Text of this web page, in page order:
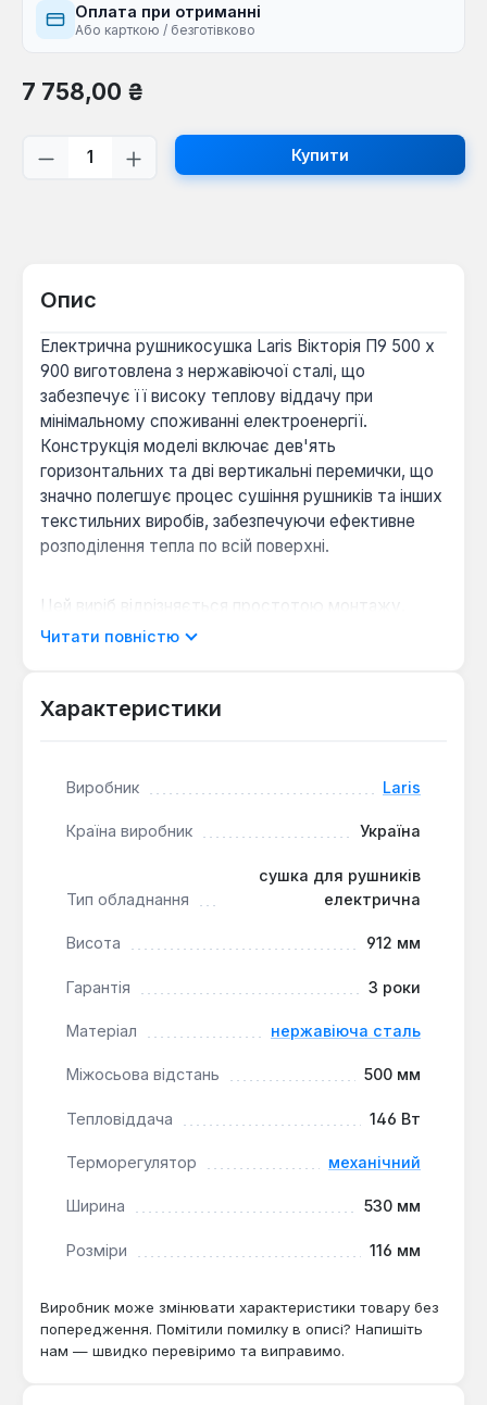
Оплата при отриманні
Або карткою / безготівково
Звичайна ціна:
7 758,00 ₴
Кількість товару: Введіть потрібну
Купити
Опис
Електрична рушникосушка Laris Вікторія П9 500 х
900 виготовлена з нержавіючої сталі, що
забезпечує її високу теплову віддачу при
мінімальному споживанні електроенергії.
Конструкція моделі включає дев'ять
горизонтальних та дві вертикальні перемички, що
значно полегшує процес сушіння рушників та інших
текстильних виробів, забезпечуючи ефективне
розподілення тепла по всій поверхні.
Цей виріб відрізняється простотою монтажу,
вимагаючи лише кріплення на стіну та підключення
також стійкість до корозії та впливу вологого
дозволяє контролювати температуру нагріву.
Конструкція з дев'яти
горизонтальних та двох вертикальних
перемичок забезпечує оптимальне розміщення
та швидке висихання речей.
нержавіючої сталі гарантує стійкість до корозії
та тривалий термін служби.
тепловіддача при мінімальному споживанні
Простий монтаж: Легкість встановлення та
підключення до стандартної розетки.
виготовлення з лівостороннім або
живлення.
Рушникосушка Laris Вікторія П9 500 х 900 є
практичним та естетичним рішенням для будь-якої
Читати повністю
Характеристики
Виробник Laris
Країна виробник Україна
Тип обладнання
сушка для рушників
електрична
Висота 912 мм
Гарантія 3 роки
Матеріал нержавіюча сталь
Міжосьова відстань 500 мм
Тепловіддача 146 Вт
Терморегулятор механічний
Ширина 530 мм
Розміри 116 мм
Виробник може змінювати характеристики товару без
попередження. Помітили помилку в описі? Напишіть
нам — швидко перевіримо та виправимо.